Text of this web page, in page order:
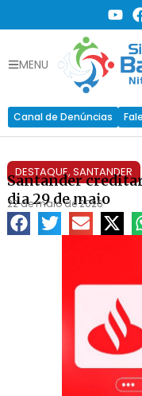
MENU
Canal de Denúncias
DESTAQUE, SANTANDER
Santander
dia 29 de maio
22 de maio de 2026